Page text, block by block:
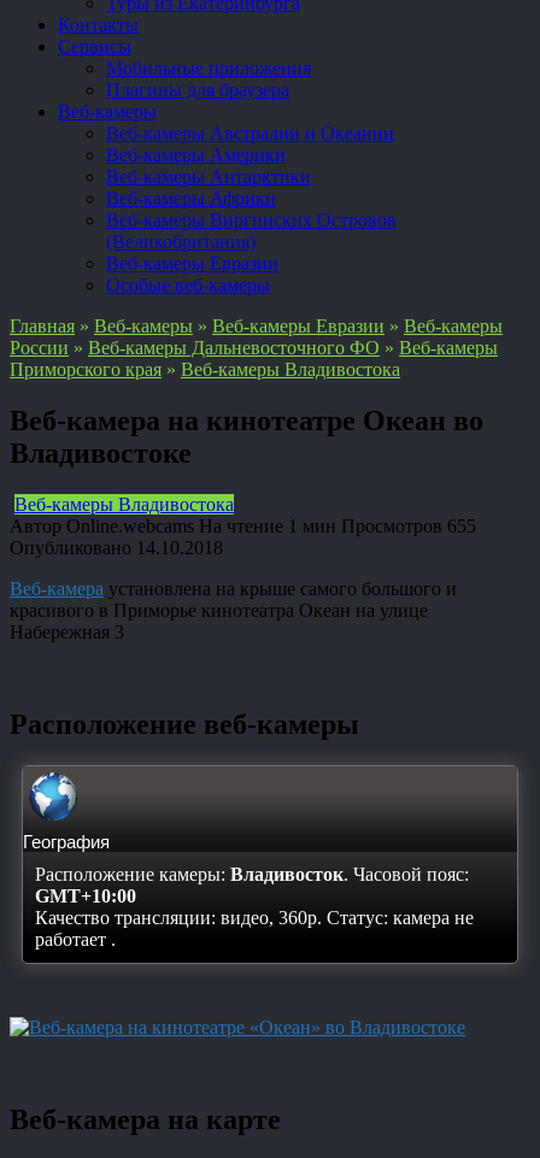
Контакты
Сервисы
Мобильные приложения
Плагины для браузера
Веб-камеры
Веб-камеры Австралии и Океании
Веб-камеры Америки
Веб-камеры Антарктики
Веб-камеры Африки
Веб-камеры Виргинских Островов
(Великобритания)
Веб-камеры Евразии
Особые веб-камеры
Главная » Веб-камеры » Веб-камеры Евразии » Веб-камеры
России » Веб-камеры Дальневосточного ФО » Веб-камеры
Приморского края » Веб-камеры Владивостока
Веб-камера на кинотеатре Океан во
Владивостоке
Веб-камеры Владивостока
Автор Online.webcams На чтение 1 мин Просмотров 655
Опубликовано 14.10.2018
Веб-камера установлена на крыше самого большого и
красивого в Приморье кинотеатра Океан на улице
Набережная 3
Расположение веб-камеры
География
Расположение камеры: Владивосток. Часовой пояс:
GMT+10:00
Качество трансляции: видео, 360p. Статус: камера не
работает .
Веб-камера на карте